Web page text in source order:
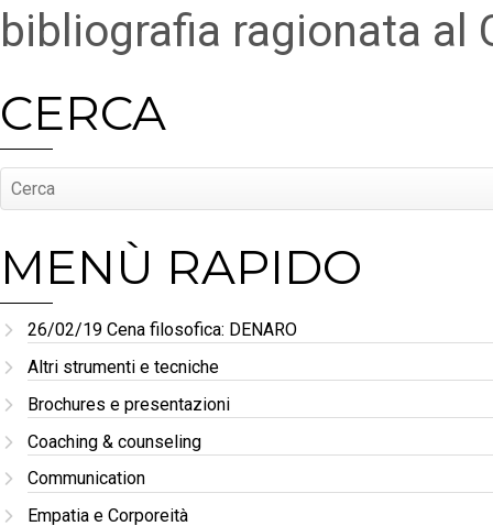
bibliografia ragionata al
CERCA
MENÙ RAPIDO
26/02/19 Cena filosofica: DENARO
Altri strumenti e tecniche
Brochures e presentazioni
Coaching & counseling
Communication
Empatia e Corporeità